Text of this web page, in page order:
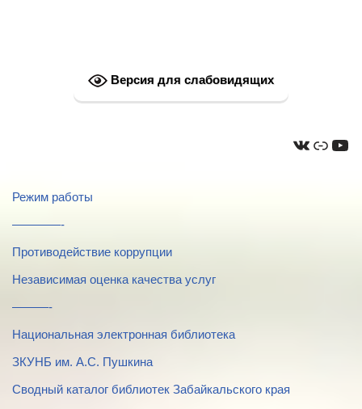
Версия для слабовидящих
Режим работы
————-
Противодействие коррупции
Независимая оценка качества услуг
———-
Национальная электронная библиотека
ЗКУНБ им. А.С. Пушкина
Сводный каталог библиотек Забайкальского края